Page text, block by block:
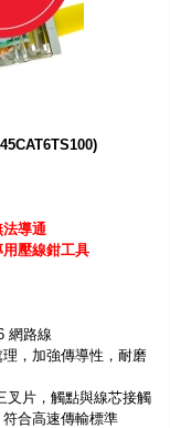
法導通
壓線鉗工具
網路線
，加強傳導性，耐磨
叉片，觸點與線芯接觸
合高速傳輸標準